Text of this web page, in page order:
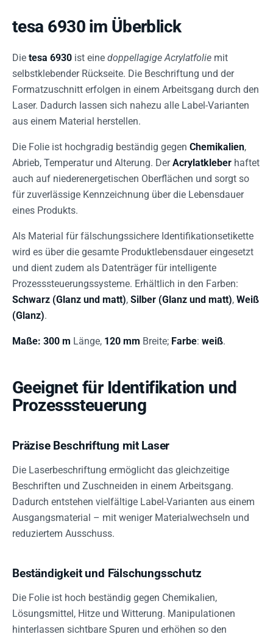
tesa 6930 im Überblick
Die tesa 6930 ist eine doppellagige Acrylatfolie mit
selbstklebender Rückseite. Die Beschriftung und der
Formatzuschnitt erfolgen in einem Arbeitsgang durch den
Laser. Dadurch lassen sich nahezu alle Label-Varianten
aus einem Material herstellen.
Die Folie ist hochgradig beständig gegen Chemikalien,
Abrieb, Temperatur und Alterung. DerAcrylatkleber haftet
auch auf niederenergetischen Oberflächen und sorgt so
für zuverlässige Kennzeichnung über die Lebensdauer
eines Produkts.
Als Material für fälschungssichere Identifikationsetikette
wird es über die gesamte Produktlebensdauer eingesetzt
und dient zudem als Datenträger für intelligente
Prozesssteuerungssysteme. Erhältlich in den Farben:
Schwarz (Glanz und matt), Silber (Glanz und matt), Weiß
(Glanz).
Maße: 300 m Länge, 120 mm Breite; Farbe: weiß.
Geeignet für Identifikation und
Prozesssteuerung
Präzise Beschriftung mit Laser
Die Laserbeschriftung ermöglicht das gleichzeitige
Beschriften und Zuschneiden in einem Arbeitsgang.
Dadurch entstehen vielfältige Label-Varianten aus einem
Ausgangsmaterial – mit weniger Materialwechseln und
reduziertem Ausschuss.
Beständigkeit und Fälschungsschutz
Die Folie ist hoch beständig gegen Chemikalien,
Lösungsmittel, Hitze und Witterung. Manipulationen
hinterlassen sichtbare Spuren und erhöhen so den